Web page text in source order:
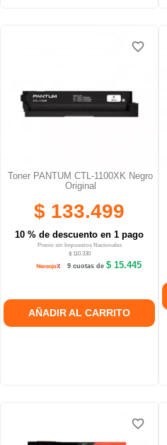
Toner PANTUM CTL-1100XK Negro
Original
$ 133.499
10 % de descuento en 1 pago
Precio sin Impuestos Nacionales
$ 110.330
9 cuotas de$ 15.445
AÑADIR AL CARRITO
favorite_border
favorite_border
favorite_border
favorite_border
favorite_border
favorite_border